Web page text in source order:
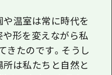
や温室は常に時代を
や形を変えながら私
きたのです。そうし
所は私たちと自然と